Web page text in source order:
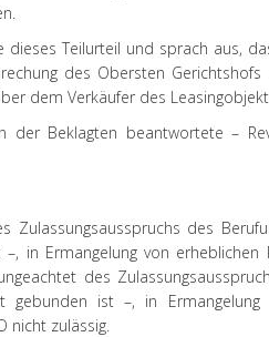
Teilurteil und sprach aus,
des Obersten
dem Verkäufer des
der Beklagten beantwortete –
Zulassungsausspruchs des
in Ermangelung von erheblichen
des
ist –, in Ermangelung
nicht zulässig.